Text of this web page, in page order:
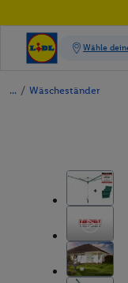
/ Wäscheständer